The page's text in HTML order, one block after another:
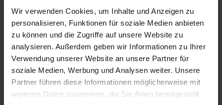
Wir verwenden Cookies, um Inhalte und Anzeigen zu
personalisieren, Funktionen für soziale Medien anbieten
zu können und die Zugriffe auf unsere Website zu
analysieren. Außerdem geben wir Informationen zu Ihrer
Verwendung unserer Website an unsere Partner für
soziale Medien, Werbung und Analysen weiter. Unsere
Partner führen diese Informationen möglicherweise mit
weiteren Daten zusammen, die Sie ihnen bereitgestellt
Medien
Infos zu Hersteller & Produktsicherheit
Folgende Infos zum Hersteller sind verfübar......mehr
Weitere Artikel von DJI ansehen